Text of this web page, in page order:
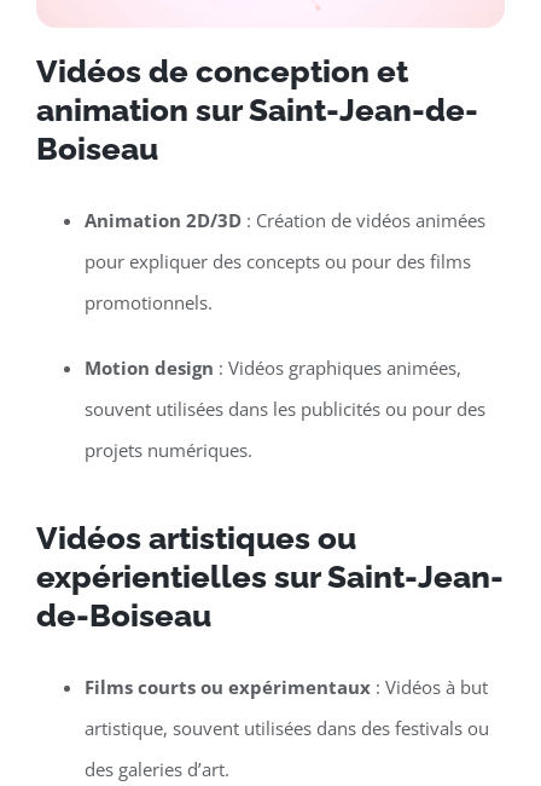
Vidéos de conception et
animation sur Saint-Jean-de-
Boiseau
Animation 2D/3D: Création de vidéos animées
pour expliquer des concepts ou pour des films
promotionnels.
Motion design : Vidéos graphiques animées,
souvent utilisées dans les publicités ou pour des
projets numériques.
Vidéos artistiques ou
expérientielles sur Saint-Jean-
de-Boiseau
Films courts ou expérimentaux: Vidéos à but
artistique, souvent utilisées dans des festivals ou
des galeries d’art.